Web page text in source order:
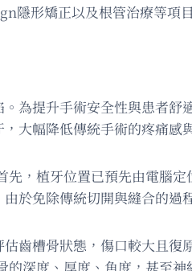
形矯正以及根管治療等項
為提升手術安全性與患者舒
大幅降低傳統手術的疼痛感
，植牙位置已預先由電腦
於免除傳統切開與縫合的過
齒槽骨狀態，傷口較大且
深度、厚度、角度，甚至